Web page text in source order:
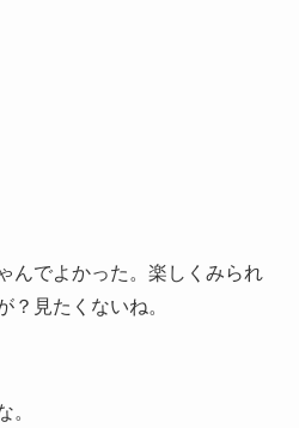
んでよかった。楽しくみられ
？見たくないね。
。